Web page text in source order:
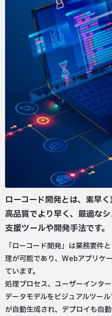
ローコード開発とは、素早く
高品質でより早く、最適な
支援ツールや開発手法です。
「ローコード開発」は業務要件
理が可能であり、Webアプリケ
ています。
処理プロセス、ユーザーインタ
データモデルをビジュアルツー
が自動生成され、デプロイも自動